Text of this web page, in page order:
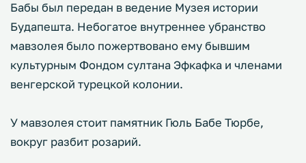
Бабы был передан в ведение Музея истории
Будапешта. Небогатое внутреннее убранство
мавзолея было пожертвовано ему бывшим
культурным Фондом султана Эфкафка и членами
венгерской турецкой колонии.
У мавзолея стоит памятник Гюль Бабе Тюрбе,
вокруг разбит розарий.